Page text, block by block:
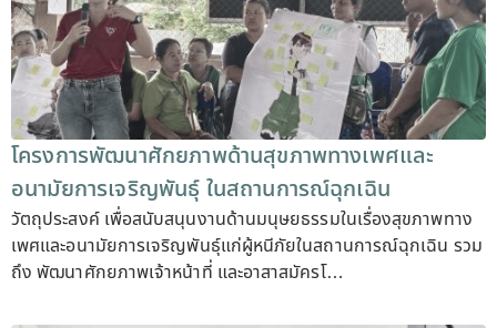
โครงการพัฒนาศักยภาพด้านสุขภาพทางเพศและ
อนามัยการเจริญพันธุ์ ในสถานการณ์ฉุกเฉิน
วัตถุประสงค์ เพื่อสนับสนุนงานด้านมนุษยธรรมในเรื่องสุขภาพทาง
เพศและอนามัยการเจริญพันธุ์แก่ผู้หนีภัยในสถานการณ์ฉุกเฉิน รวม
ถึง พัฒนาศักยภาพเจ้าหน้าที่ และอาสาสมัครโ…